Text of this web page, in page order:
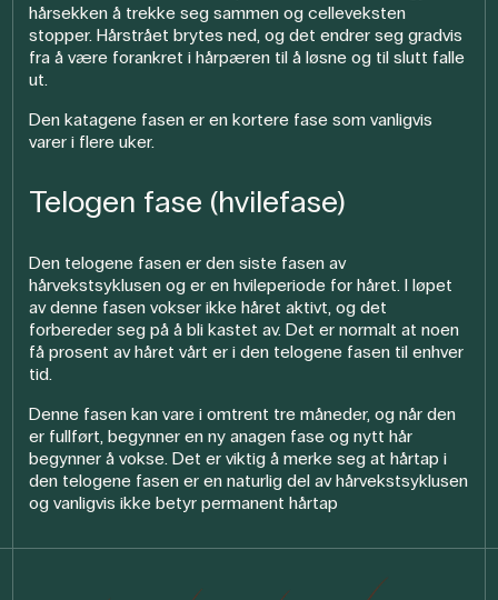
hårsekken å trekke seg sammen og celleveksten
stopper. Hårstrået brytes ned, og det endrer seg gradvis
fra å være forankret i hårpæren til å løsne og til slutt falle
ut.
Den katagene fasen er en kortere fase som vanligvis
varer i flere uker.
Telogen fase (hvilefase)
Den telogene fasen er den siste fasen av
hårvekstsyklusen og er en hvileperiode for håret. I løpet
av denne fasen vokser ikke håret aktivt, og det
forbereder seg på å bli kastet av. Det er normalt at noen
få prosent av håret vårt er i den telogene fasen til enhver
tid.
Denne fasen kan vare i omtrent tre måneder, og når den
er fullført, begynner en ny anagen fase og nytt hår
begynner å vokse. Det er viktig å merke seg at hårtap i
den telogene fasen er en naturlig del av hårvekstsyklusen
og vanligvis ikke betyr permanent hårtap